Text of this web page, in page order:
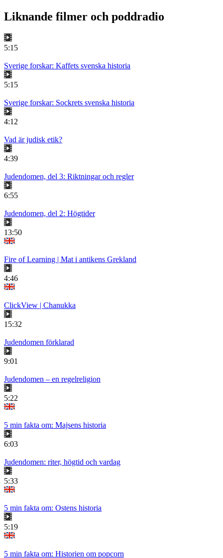
Liknande filmer och poddradio
5:15
Sverige forskar: Kaffets svenska historia
5:15
Sverige forskar: Sockrets svenska historia
4:12
Vad är judisk etik?
4:39
Judendomen, del 3: Riktningar och regler
6:55
Judendomen, del 2: Högtider
13:50
Fire of Learning | Mat i antikens Grekland
4:46
ClickView | Chanukka
15:32
Judendomen förklarad
9:01
Judendomen – en regelreligion
5:22
5 min fakta om: Majsens historia
6:03
Judendomen: riter, högtid och vardag
5:33
5 min fakta om: Ostens historia
5:19
5 min fakta om: Historien om popcorn